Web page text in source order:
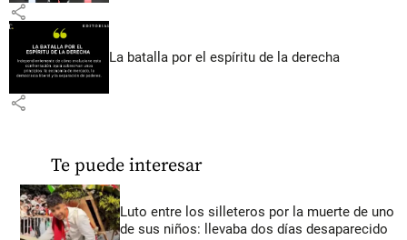
share
La batalla por el espíritu de la derecha
share
Te puede interesar
Luto entre los silleteros por la muerte de uno
de sus niños: llevaba dos días desaparecido